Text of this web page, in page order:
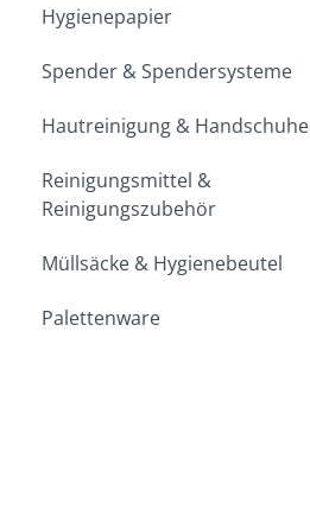
Hygienepapier
Spender & Spendersysteme
Hautreinigung & Handschuhe
Reinigungsmittel &
Reinigungszubehör
Müllsäcke & Hygienebeutel
Palettenware